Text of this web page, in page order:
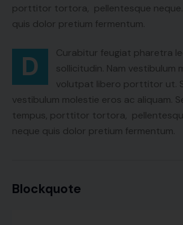
porttitor tortora, pellentesque neque.
quis dolor pretium fermentum.
D
Curabitur feugiat pharetra
sollicitudin. Nam vestibulum
volutpat libero porttitor ut.
vestibulum molestie eros ac aliquam.
tempus, porttitor tortora,
neque quis dolor pretium fermentum.
Blockquote